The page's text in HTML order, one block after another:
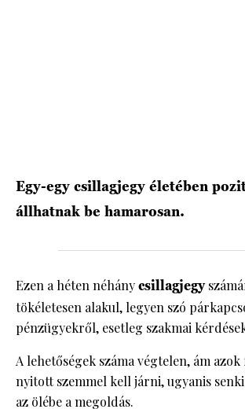
Egy-egy csillagjegy életében
állhatnak be hamarosan.
Ezen a héten néhánycsillagjegy
tökéletesen alakul, legyen szó
pénzügyekről, esetleg szakmai
A lehetőségek száma végtelen, ám
nyitott szemmel kell járni, ugyanis
az ölébe a megoldás.